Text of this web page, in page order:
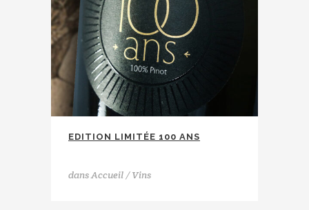
EDITION LIMITÉE 100 ANS
dansAccueil / Vins